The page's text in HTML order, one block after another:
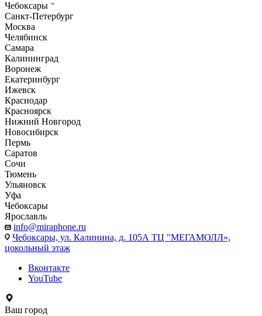
Чебоксары
Санкт-Петербург
Москва
Челябинск
Самара
Калининград
Воронеж
Екатеринбург
Ижевск
Краснодар
Красноярск
Нижний Новгород
Новосибирск
Пермь
Саратов
Сочи
Тюмень
Ульяновск
Уфа
Чебоксары
Ярославль
info@miraphone.ru
Чебоксары, ул. Калинина, д. 105А ТЦ "МЕГАМОЛЛ»,
цокольный этаж
Вконтакте
YouTube
Ваш город